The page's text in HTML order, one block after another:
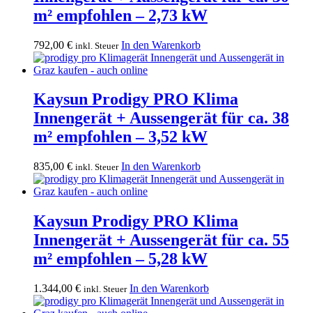
m² empfohlen – 2,73 kW
792,00 € inkl. Steuer In den Warenkorb
Kaysun Prodigy PRO Klima
Innengerät + Aussengerät für ca. 38
m² empfohlen – 3,52 kW
835,00 € inkl. Steuer In den Warenkorb
Kaysun Prodigy PRO Klima
Innengerät + Aussengerät für ca. 55
m² empfohlen – 5,28 kW
1.344,00 € inkl. Steuer In den Warenkorb